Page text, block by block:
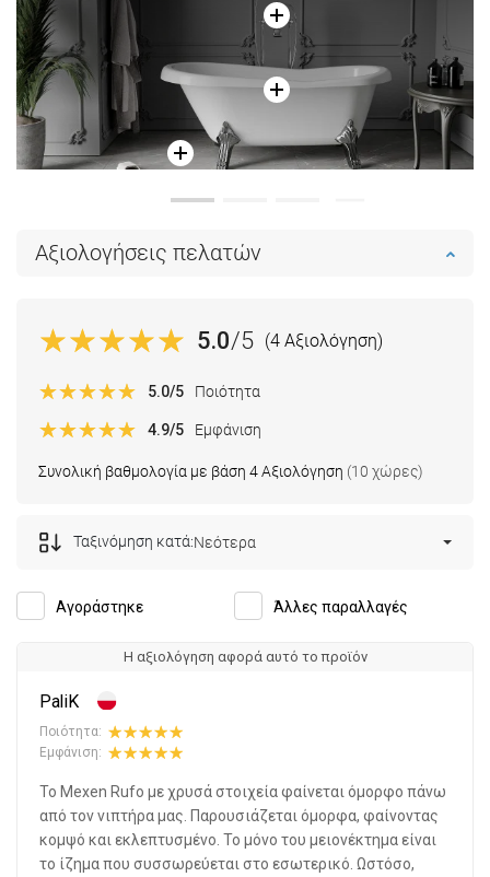
Αξιολογήσεις πελατών
5.0/5 (4 Αξιολόγηση)
Συνολική βαθμολογία με βάση 4 Αξιολόγηση (10 χώρες)
5.0/5 Ποιότητα
4.9/5 Εμφάνιση
Αγοράστηκε Άλλες παραλλαγές
Ταξινόμηση κατά:Νεότερα
Η αξιολόγηση αφορά αυτό το προϊόν
PaliK
Ποιότητα:
Εμφάνιση:
Το Mexen Rufo με χρυσά στοιχεία φαίνεται όμορφο πάνω
από τον νιπτήρα μας. Παρουσιάζεται όμορφα, φαίνοντας
κομψό και εκλεπτυσμένο. Το μόνο του μειονέκτημα είναι
το ίζημα που συσσωρεύεται στο εσωτερικό. Ωστόσο,